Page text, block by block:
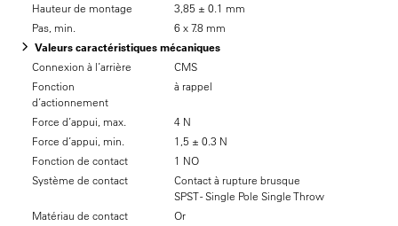
Hauteur de montage
3,85 ± 0.1 mm
Pas, min.
6 x 7.8 mm
Valeurs caractéristiques mécaniques
Connexion à l’arrière
CMS
Fonction
d’actionnement
à rappel
Force d’appui, max.
4 N
Force d’appui, min.
1,5 ± 0.3 N
Fonction de contact
1 NO
Système de contact
Contact à rupture brusque
SPST - Single Pole Single Throw
Matériau de contact
Or